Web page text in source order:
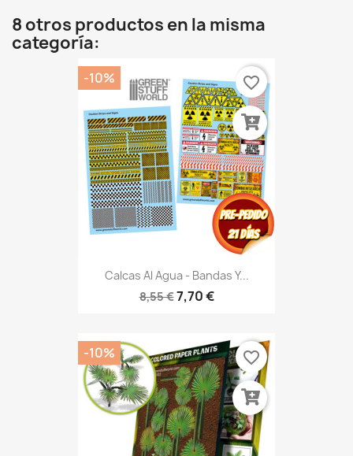
8 otros productos en la misma
categoría:
Calcas Al Agua - Bandas Y...
8,55 €7,70 €
-10% favorite_border
-10% favorite_border